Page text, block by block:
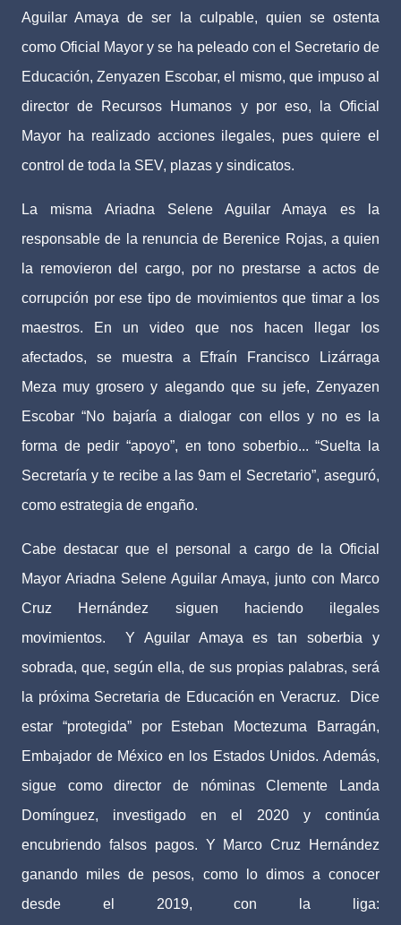
Aguilar Amaya de ser la culpable, quien se ostenta
como Oficial Mayor y se ha peleado con el Secretario de
Educación, Zenyazen Escobar, el mismo, que impuso al
director de Recursos Humanos y por eso, la Oficial
Mayor ha realizado acciones ilegales, pues quiere el
control de toda la SEV, plazas y sindicatos.
La misma Ariadna Selene Aguilar Amaya es la
responsable de la renuncia de Berenice Rojas, a quien
la removieron del cargo, por no prestarse a actos de
corrupción por ese tipo de movimientos que timar a los
maestros. En un video que nos hacen llegar los
afectados, se muestra a Efraín Francisco Lizárraga
Meza muy grosero y alegando que su jefe, Zenyazen
Escobar “No bajaría a dialogar con ellos y no es la
forma de pedir “apoyo”, en tono soberbio... “Suelta la
Secretaría y te recibe a las 9am el Secretario”, aseguró,
como estrategia de engaño.
Cabe destacar que el personal a cargo de la Oficial
Mayor Ariadna Selene Aguilar Amaya, junto con Marco
Cruz Hernández siguen haciendo ilegales
movimientos.
Y Aguilar Amaya es tan soberbia y
sobrada, que, según ella, de sus propias palabras, será
la próxima Secretaria de Educación en Veracruz.
Dice
estar “protegida” por Esteban Moctezuma Barragán,
Embajador de México en los Estados Unidos. Además,
sigue como director de nóminas Clemente Landa
Domínguez, investigado en el 2020 y continúa
encubriendo falsos pagos. Y Marco Cruz Hernández
ganando miles de pesos, como lo dimos a conocer
desde el 2019, con la liga: